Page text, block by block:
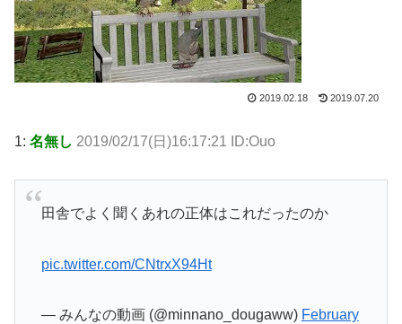
2019.02.18 2019.07.20
1: 名無し 2019/02/17(日)16:17:21 ID:Ouo
田舎でよく聞くあれの正体はこれだったのか
pic.twitter.com/CNtrxX94Ht
— みんなの動画 (@minnano_dougaww) February